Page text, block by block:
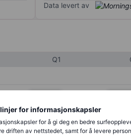
for informasjonskapsler
for å gi deg en bedre
driften av nettstedet, samt for å levere
Data levert av
Q1
XXXXXXX
XXXXXXX